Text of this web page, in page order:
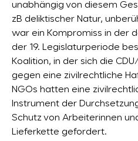
unabhängig von diesem
zB deliktischer Natur,
war ein Kompromiss in der
der 19. Legislaturperiode
Koalition, in der sich die
gegen eine zivilrechtliche
NGOs hatten eine
Instrument der
Schutz von Arbeiterinnen
Lieferkette gefordert.